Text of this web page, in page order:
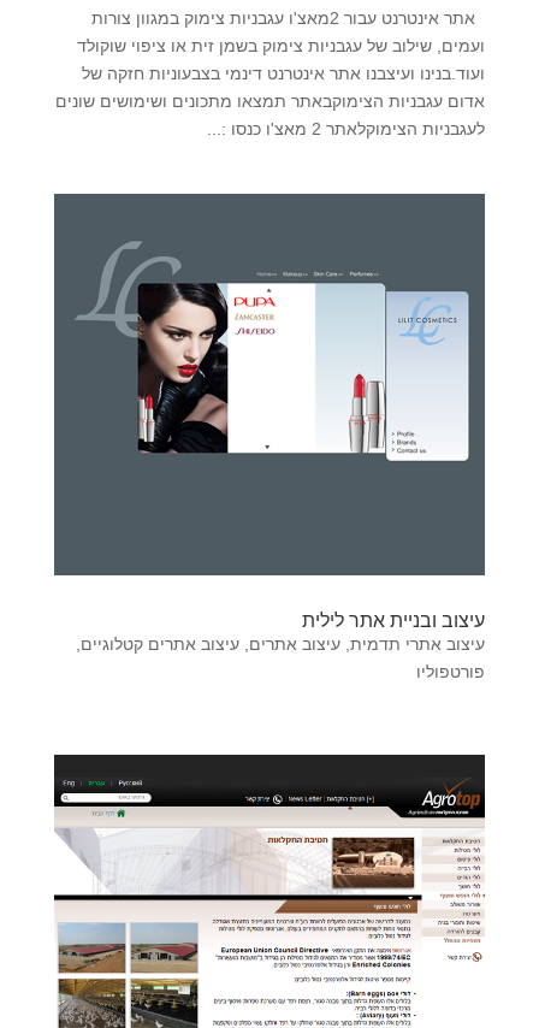
אתר אינטרנט עבור 2מאצ'ו עגבניות צימוק במגוון צורות
ועמים, שילוב של עגבניות צימוק בשמן זית או ציפוי שוקולד
ועוד.בנינו ועיצבנו אתר אינטרנט דינמי בצבעוניות חזקה של
אדום עגבניות הצימוקבאתר תמצאו מתכונים ושימושים שונים
לעגבניות הצימוקלאתר 2 מאצ'ו כנסו :...
עיצוב ובניית אתר לילית
עיצוב אתרי תדמית, עיצוב אתרים עיצוב אתרים קטלוגיים
פורטפוליו